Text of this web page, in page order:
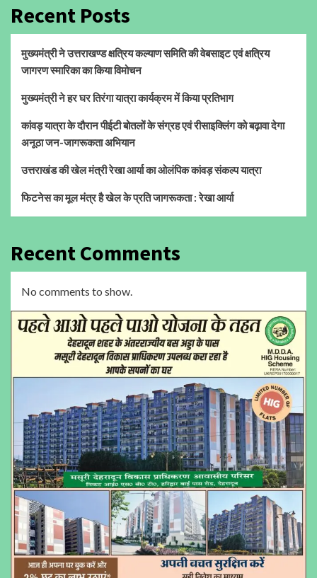
Recent Posts
मुख्यमंत्री ने उत्तराखण्ड क्षत्रिय कल्याण समिति की वेबसाइट एवं क्षत्रिय
जागरण स्मारिका का किया विमोचन
मुख्यमंत्री ने हर घर तिरंगा यात्रा कार्यक्रम में किया प्रतिभाग
कांवड़ यात्रा के दौरान पीईटी बोतलों के संग्रह एवं रीसाइक्लिंग को बढ़ावा देगा
अनूठा जन-जागरूकता अभियान
उत्तराखंड की खेल मंत्री रेखा आर्या का ओलंपिक कांवड़ संकल्प यात्रा
फिटनेस का मूल मंत्र है खेल के प्रति जागरूकता : रेखा आर्या
Recent Comments
No comments to show.